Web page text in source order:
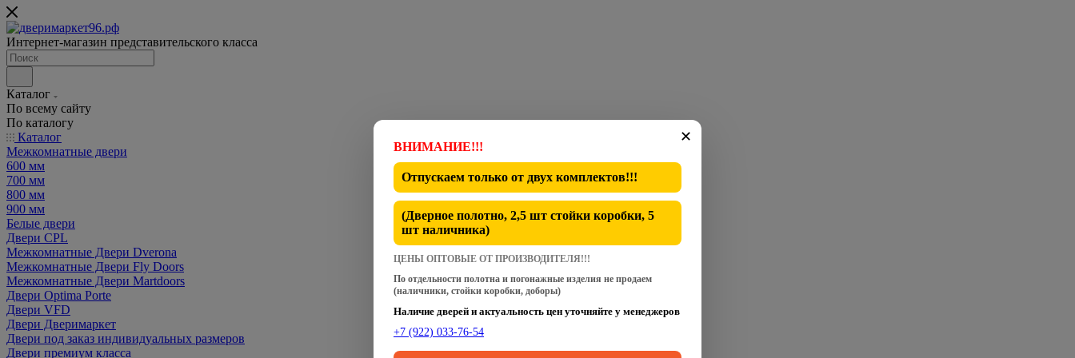
Интернет-магазин представительского класса
Каталог
По всему сайту
По каталогу
Каталог
Межкомнатные двери
600 мм
700 мм
800 мм
900 мм
Белые двери
Двери CPL
Межкомнатные Двери Dverona
Межкомнатные Двери Fly Doors
Межкомнатные Двери Martdoors
Двери Optima Porte
Двери VFD
Двери Дверимаркет
Двери под заказ индивидуальных размеров
Двери премиум класса
✕
ВНИМАНИЕ!!!
Отпускаем только от двух комплектов!!!
(Дверное полотно, 2,5 шт стойки коробки, 5
шт наличника)
ЦЕНЫ ОПТОВЫЕ ОТ ПРОИЗВОДИТЕЛЯ!!!
По отдельности полотна и погонажные изделия не продаем
(наличники, стойки коробки, доборы)
Наличие дверей и актуальность цен уточняйте у менеджеров
+7 (922) 033-76-54